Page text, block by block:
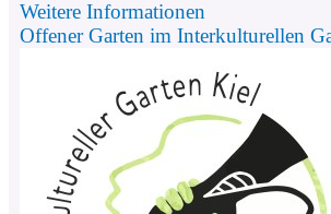
Weitere Informationen
Offener Garten im Interkulturellen